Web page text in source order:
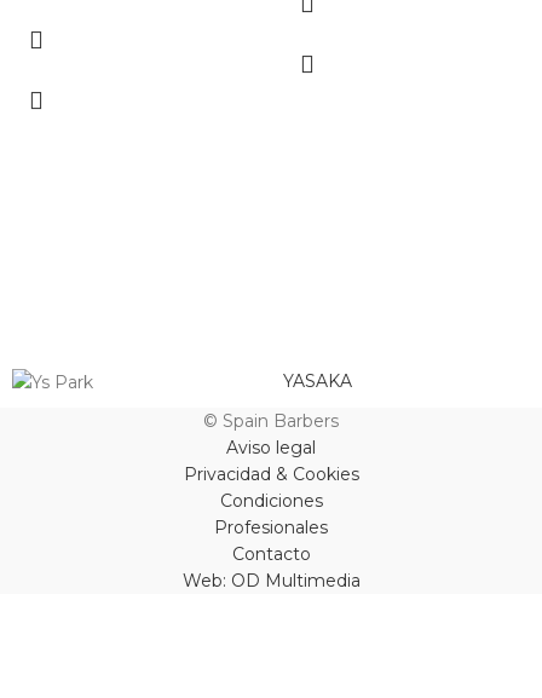
YASAKA
© Spain Barbers
Aviso legal
Privacidad & Cookies
Condiciones
Profesionales
Contacto
Web: OD Multimedia